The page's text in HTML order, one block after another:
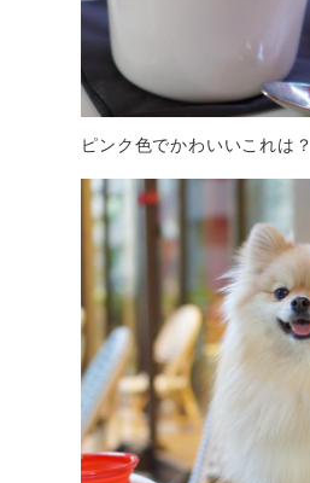
ピンク色でかわいいこれは？